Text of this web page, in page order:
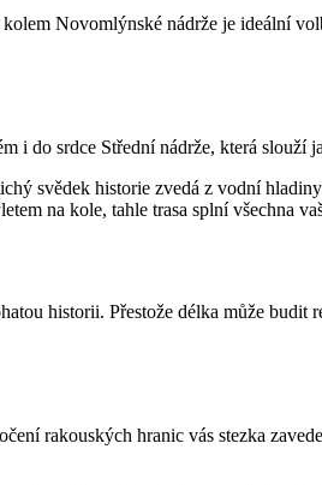
Novomlýnské nádrže je ideální
i do srdce Střední nádrže, která slouží
svědek historie zvedá z vodní
na kole, tahle trasa splní všechna
historii. Přestože délka může budit
rakouských hranic vás stezka